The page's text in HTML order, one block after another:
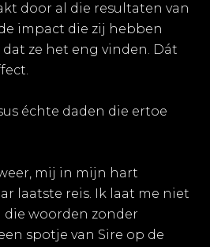
door al die resultaten van
impact die zij hebben
ze het eng vinden. Dát
échte daden die ertoe
mij in mijn hart
laatste reis. Ik laat me niet
die woorden zonder
spotje van Sire op de